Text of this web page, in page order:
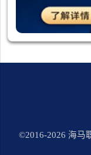
©2016-2026 海马